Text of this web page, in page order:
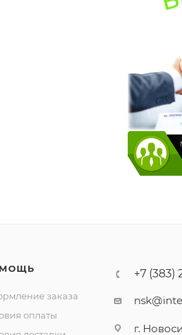
заказа
оплаты
+7 (383)
г.